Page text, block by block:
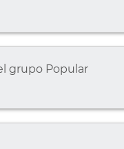
grupo Popular